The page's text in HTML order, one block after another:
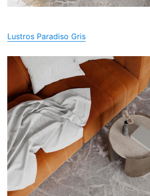
Lustros Paradiso Gris